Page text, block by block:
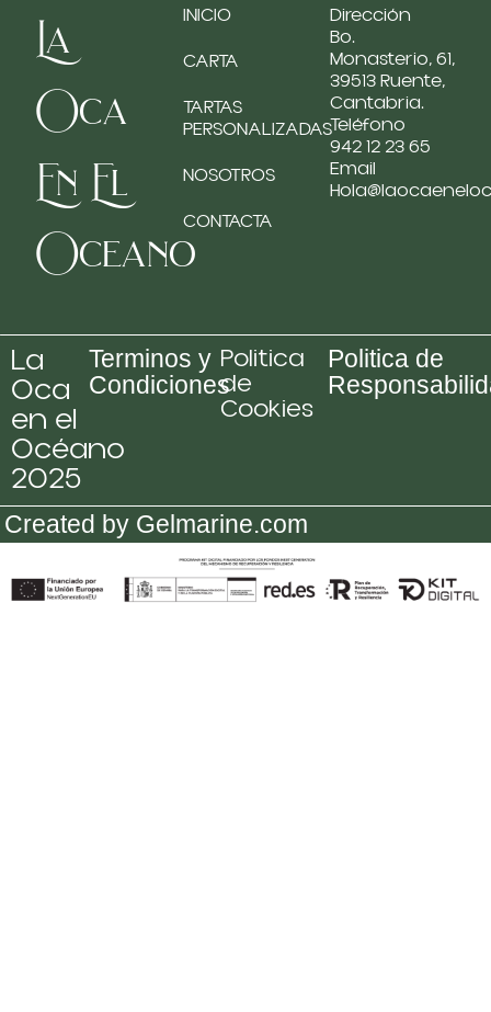
La
Oca
En El
Oceano
INICIO
CARTA
TARTAS
PERSONALIZADAS
NOSOTROS
CONTACTA
Dirección
Bo.
Monasterio, 61,
39513 Ruente,
Cantabria.
Teléfono
942 12 23 65
Email
La
Oca
en el
Océano
2025
Terminos y
Condiciones
Politica
de
Cookies
Politica de
Created by Gelmarine.com